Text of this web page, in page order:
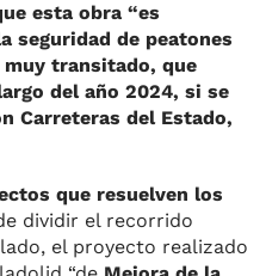
esta obra “es
seguridad de peatones
transitado, que
del año 2024, si se
Carreteras del Estado,
que resuelven los
dividir el recorrido
el proyecto realizado